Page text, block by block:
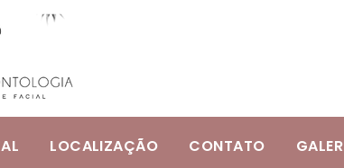
LOCALIZAÇÃO CONTATO